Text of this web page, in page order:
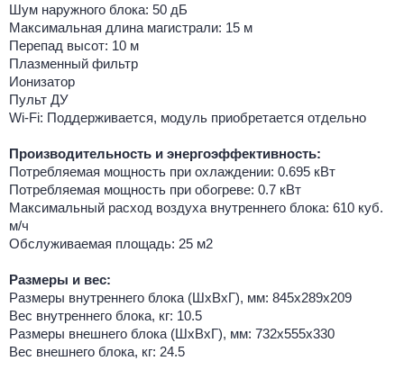
Шум наружного блока: 50 дБ
Максимальная длина магистрали: 15 м
Перепад высот: 10 м
Плазменный фильтр
Ионизатор
Пульт ДУ
Wi-Fi: Поддерживается, модуль приобретается отдельно
Производительность и энергоэффективность:
Потребляемая мощность при охлаждении: 0.695 кВт
Потребляемая мощность при обогреве: 0.7 кВт
Максимальный расход воздуха внутреннего блока: 610 куб.
м/ч
Обслуживаемая площадь: 25 м2
Размеры и вес:
Размеры внутреннего блока (ШхВхГ), мм: 845x289x209
Вес внутреннего блока, кг: 10.5
Размеры внешнего блока (ШхВхГ), мм: 732x555x330
Вес внешнего блока, кг: 24.5